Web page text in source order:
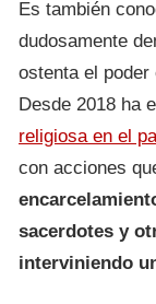
Es también
dudosamente
ostenta el poder
Desde 2018 ha
religiosa en el
con acciones
sacerdotes y
interviniendo